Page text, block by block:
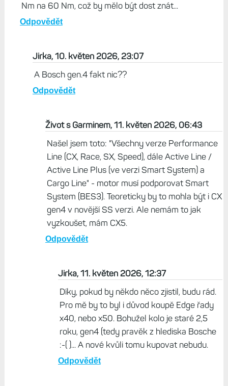
Nm na 60 Nm, což by mělo být dost znát...
Odpovědět
Jirka, 10. květen 2026, 23:07
A Bosch gen.4 fakt nic??
Odpovědět
Život s Garminem, 11. květen 2026, 06:43
Našel jsem toto: "Všechny verze Performance
Line (CX, Race, SX, Speed), dále Active Line /
Active Line Plus (ve verzi Smart System) a
Cargo Line" - motor musí podporovat Smart
System (BES3). Teoreticky by to mohla být i CX
gen4 v novější SS verzi. Ale nemám to jak
vyzkoušet, mám CX5.
Odpovědět
Jirka, 11. květen 2026, 12:37
Díky, pokud by někdo něco zjistil, budu rád.
Pro mě by to byl i důvod koupě Edge řady
x40, nebo x50. Bohužel kolo je staré 2,5
roku, gen4 (tedy pravěk z hlediska Bosche
:-( )... A nové kvůli tomu kupovat nebudu.
Odpovědět